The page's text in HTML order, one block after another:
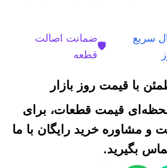
سریع
🛡️
ضمانت اصالت
قطعه
با قیمت روز بازار
لحظه‌ای قیمت قطعات، برای
و مشاوره خرید رایگان با ما
بگیرید.